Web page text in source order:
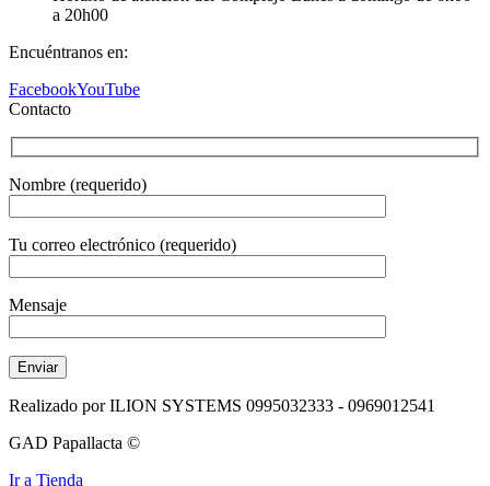
a 20h00
Encuéntranos en:
FacebookYouTube
Contacto
Nombre (requerido)
Tu correo electrónico (requerido)
Mensaje
Realizado por ILION SYSTEMS 0995032333 - 0969012541
GAD Papallacta ©
Ir a Tienda